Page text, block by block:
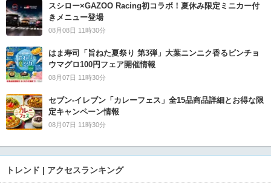
スシロー×GAZOO Racing初コラボ！夏休み限定ミニカー付
きメニュー登場
08月08日 11時30分
はま寿司「旨ねた夏祭り 第3弾」大葉ニンニク香るビンチョ
ウマグロ100円フェア開催情報
08月07日 11時30分
セブン‐イレブン「カレーフェス」全15品商品詳細とお得な限
定キャンペーン情報
08月07日 11時30分
トレンド | アクセスランキング